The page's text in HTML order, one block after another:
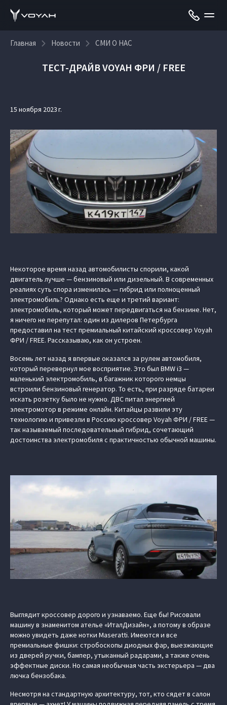
Главная Новости СМИ О НАС
ТЕСТ-ДРАЙВ VOYAH ФРИ / FREE
15 ноября 2023 г.
Некоторое время назад автомобилисты спорили, какой
двигатель лучше — бензиновый или дизельный. В современных
реалиях суть спора изменилась — гибрид или полноценный
электромобиль? Однако есть еще и третий вариант:
электромобиль, который может передвигаться на бензине. Нет,
я ничего не перепутал: один из дилеров Петербурга
предоставил на тест премиальный китайский кроссовер Voyah
ФРИ / FREE. Рассказываю, как он устроен.
Восемь лет назад я впервые оказался за рулем автомобиля,
который перевернул мое восприятие. Это был BMW i3 —
маленький электромобиль, в багажник которого немцы
встроили бензиновый генератор. То есть, при разряде батареи
искать розетку было не нужно. ДВС питал энергией
электромотор в режиме онлайн. Китайцы развили эту
технологию и привезли в Россию кроссовер Voyah ФРИ / FREE —
так называемый последовательный гибрид, сочетающий
достоинства электромобиля с практичностью обычной машины.
Выглядит кроссовер дорого и узнаваемо. Еще бы! Рисовали
машину в знаменитом ателье «ИталДизайн», а потому в образе
можно увидеть даже нотки Maseratti. Имеются и все
премиальные фишки: стробоскопы диодных фар, выезжающие
из дверей ручки, бампер, утыканный радарами, а также очень
эффектные диски. Но самая необычная часть экстерьера — два
лючка бензобака.
Несмотря на стандартную архитектуру, тот, кто сядет в салон